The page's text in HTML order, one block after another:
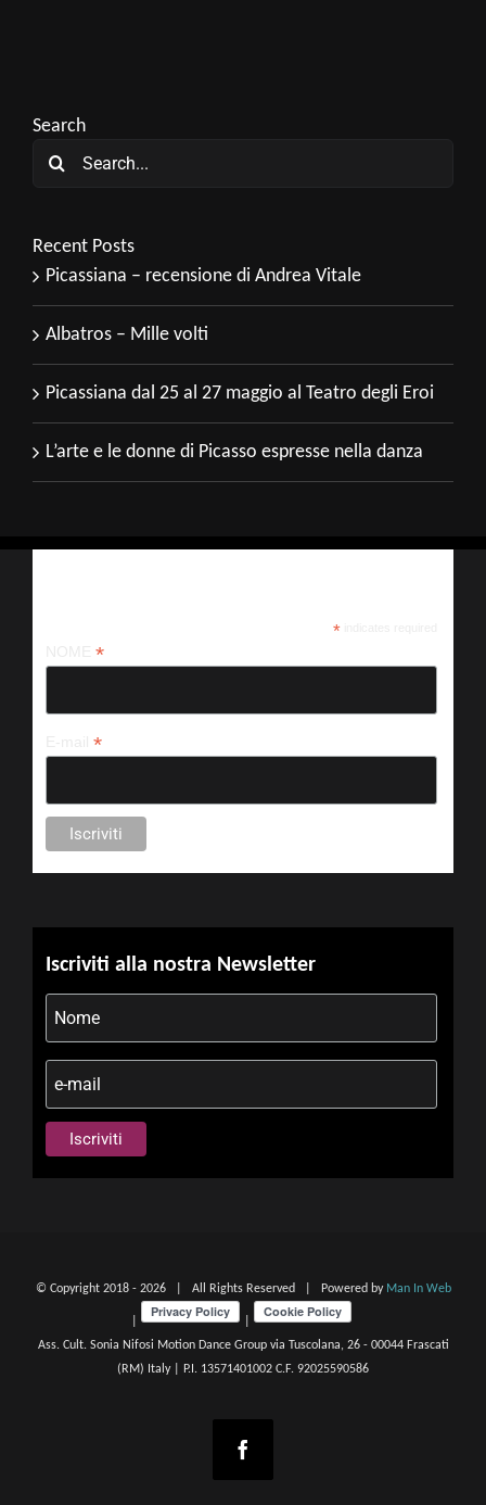
Search
Search
Recent Posts
Picassiana – recensione di Andrea Vitale
Albatros – Mille volti
Picassiana dal 25 al 27 maggio al Teatro degli Eroi
L’arte e le donne di Picasso espresse nella danza
*indicates required
*
*
Iscriviti alla nostra Newsletter
© Copyright 2018 - 2026 | All Rights Reserved | Powered by Man In Web
Ass. Cult. Sonia Nifosi Motion Dance Group via Tuscolana, 26 - 00044 Frascati
(RM) Italy | P.I. 13571401002 C.F. 92025590586
Facebook